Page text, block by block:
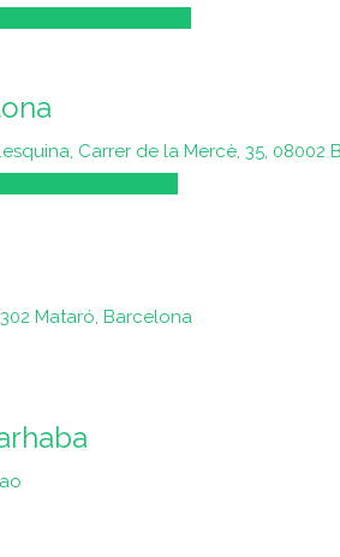
Carrer de la Mercè, 35, 08002
Mataró, Barcelona